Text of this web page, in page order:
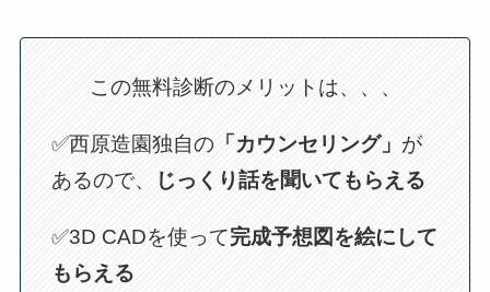
この無料診断のメリットは、、、
✅西原造園独自の 「カウンセリング」 が
あるので、
じっくり話を聞いてもらえる
✅3D CADを使って完成予想図を絵にして
もらえる